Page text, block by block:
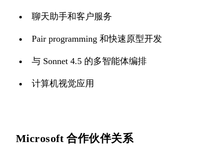
聊天助手和客户服务
Pair programming 和快速原型开发
与 Sonnet 4.5 的多智能体编排
计算机视觉应用
Microsoft 合作伙伴关系